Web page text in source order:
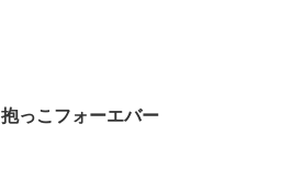
抱っこフォーエバー